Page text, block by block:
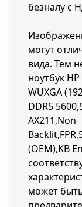
безналу с
могут
вида. Тем
ноутбук
WUXGA
DDR5
AX211,Non-
(OEM),KB
может